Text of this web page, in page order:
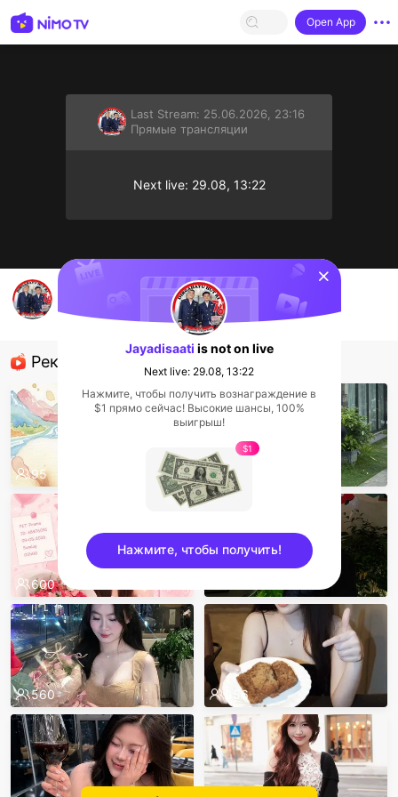
Open App
Last Stream: 25.06.2026, 23:16
Прямые трансляции
Next live: 29.08, 13:22
Streamer baru di sini. Ikuti saya
Прямые трансляции
Рекомендованные стримеры
95 601
600
560 556
sentinelStart
Jayadisaati is not on live
Next live: 29.08, 13:22
Нажмите, чтобы получить вознаграждение в
$1 прямо сейчас! Высокие шансы, 100%
выигрыш!
$1
Нажмите, чтобы получить!
sentinelEnd